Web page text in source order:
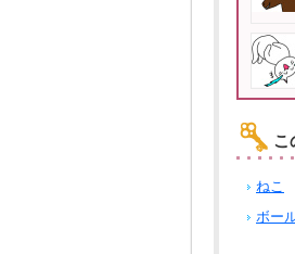
こ
ねこ
ボー